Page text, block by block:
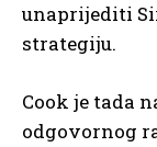
unaprijediti
strategiju.
Cook je tada
odgovornog